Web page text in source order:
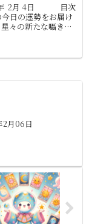
年 2月 4日 目次
日の運勢をお届け
々の新たな囁きを
示します...
月06日